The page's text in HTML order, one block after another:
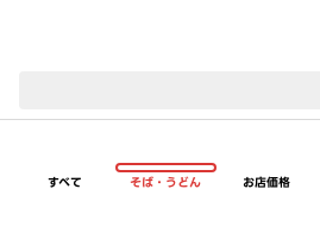
すべて そば・うどん お店価格